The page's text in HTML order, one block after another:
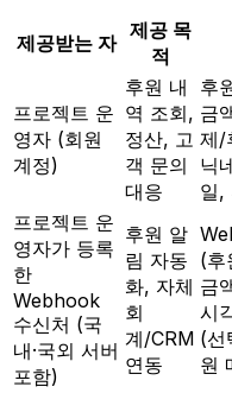
제공받는 자
제공 목
적
프로젝트 운
영자 (회원
계정)
후원 내
역 조회,
정산, 고
객 문의
대응
후
금
제/
닉
일,
프로젝트 운
영자가 등록
한
Webhook
수신처 (국
내·국외 서버
포함)
후원 알
림 자동
화, 자체
회
계/CRM
연동
(후
금
시
(선
원